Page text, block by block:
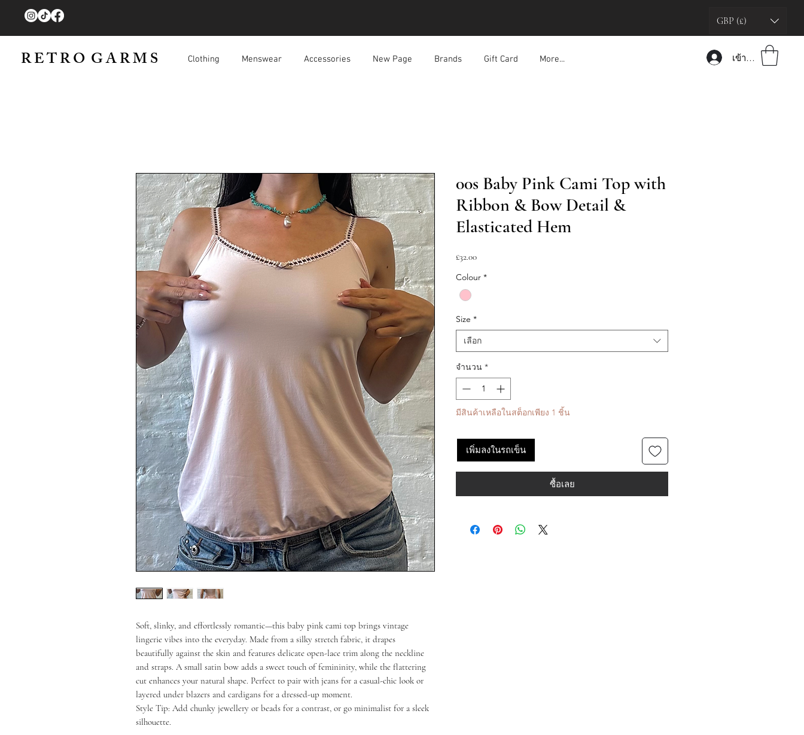
GBP (£)
R E T R O G A R M S Clothing Menswear Accessories New Page Brands Gift Card More... เข้าสู่ระบบ
Soft, slinky, and effortlessly romantic—this baby pink cami top brings vintage
lingerie vibes into the everyday. Made from a silky stretch fabric, it drapes
beautifully against the skin and features delicate open-lace trim along the neckline
and straps. A small satin bow adds a sweet touch of femininity, while the flattering
cut enhances your natural shape. Perfect to pair with jeans for a casual-chic look or
layered under blazers and cardigans for a dressed-up moment.
Style Tip: Add chunky jewellery or beads for a contrast, or go minimalist for a sleek
silhouette.
00s Baby Pink Cami Top with
Ribbon & Bow Detail &
Elasticated Hem
£32.00ราคา
Colour *
Size *
เลือก
จำนวน *
มีสินค้าเหลือในสต็อกเพียง 1 ชิ้น
เพิ่มลงในรถเข็น
ซื้อเลย